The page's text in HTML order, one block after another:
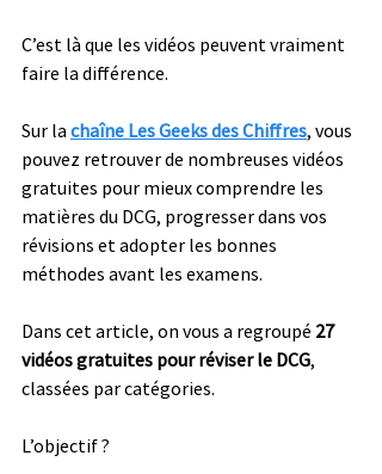
C’est là que les vidéos peuvent vraiment
faire la différence.
Sur la chaîne Les Geeks des Chiffres, vous
pouvez retrouver de nombreuses vidéos
gratuites pour mieux comprendre les
matières du DCG, progresser dans vos
révisions et adopter les bonnes
méthodes avant les examens.
Dans cet article, on vous a regroupé 27
vidéos gratuites pour réviser le DCG,
classées par catégories.
L’objectif ?